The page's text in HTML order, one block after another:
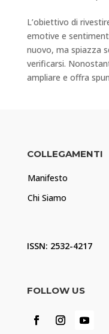
L’obiettivo di
emotive e
nuovo, ma spiazza
verificarsi.
ampliare e offra
COLLEGAMENTI
Manifesto
Chi Siamo
ISSN: 2532-4217
FOLLOW US